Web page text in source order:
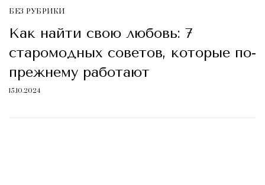
БЕЗ РУБРИКИ
Как найти свою любовь: 7
старомодных советов, которые по-
прежнему работают
15.10.2024